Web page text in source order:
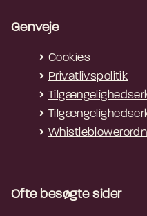
Genveje
Cookies
Privatlivspolitik
Ofte besøgte sider